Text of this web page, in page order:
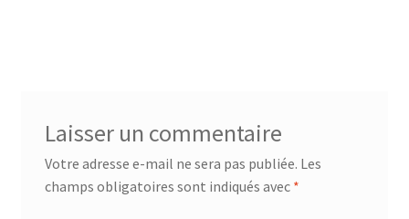
Laisser un commentaire
Votre adresse e-mail ne sera pas publiée. Les
champs obligatoires sont indiqués avec *